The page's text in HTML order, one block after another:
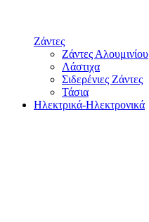
Ζάντες
Ζάντες Αλουμινίου
Λάστιχα
Σιδερένιες Ζάντες
Τάσια
Ηλεκτρικά-Ηλεκτρονικά